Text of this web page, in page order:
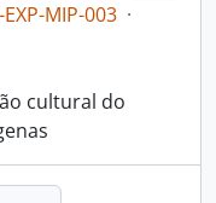
MIP-003 ·
cultural do